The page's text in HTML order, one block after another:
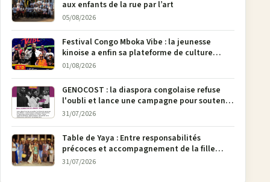
aux enfants de la rue par l’art
05/08/2026
Festival Congo Mboka Vibe : la jeunesse
kinoise a enfin sa plateforme de culture
urbaine
01/08/2026
GENOCOST : la diaspora congolaise refuse
l'oubli et lance une campagne pour soutenir
la pétition FONAREV depuis Bruxelles
31/07/2026
Table de Yaya : Entre responsabilités
précoces et accompagnement de la fille
aînée, la diaspora en débat
31/07/2026